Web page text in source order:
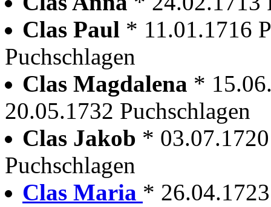
Clas Paul * 11.01.1716
Puchschlagen
Clas Magdalena *
20.05.1732 Puchschlagen
Clas Jakob *
Puchschlagen
Clas Maria *